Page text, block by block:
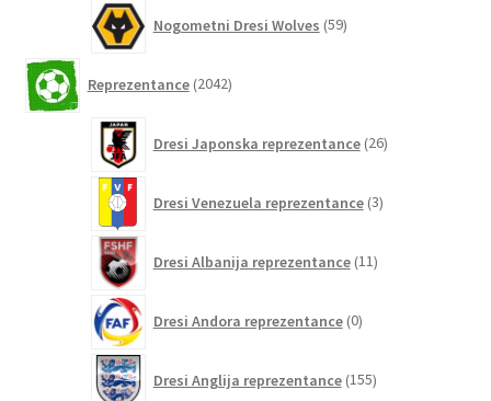
Nogometni Dresi Wolves 59izdelkov
Reprezentance 2042izdelkov
Dresi Japonska reprezentance 26izdelkov
Dresi Venezuela reprezentance 3izdelki
Dresi Albanija reprezentance 11izdelkov
Dresi Andora reprezentance 0izdelkov
Dresi Anglija reprezentance 155izdelkov